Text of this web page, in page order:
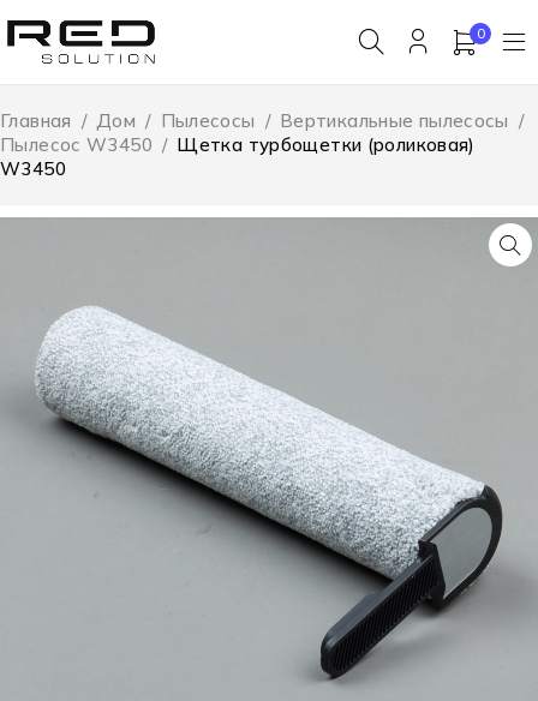
0
Главная / Дом / Пылесосы / Вертикальные пылесосы /
Пылесос W3450 / Щетка турбощетки (роликовая)
W3450